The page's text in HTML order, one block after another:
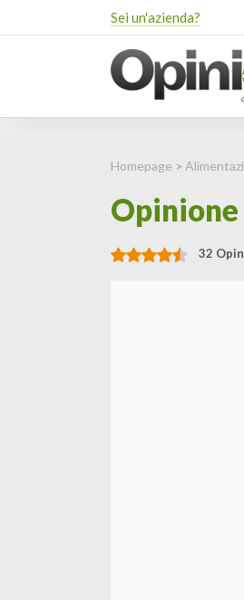
Sei un'azienda?
Homepage >
32